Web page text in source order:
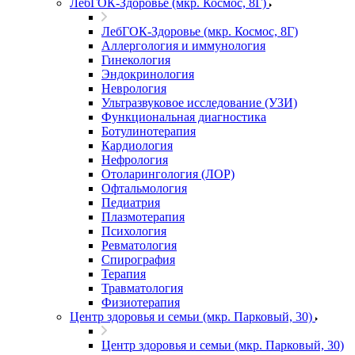
ЛебГОК-Здоровье (мкр. Космос, 8Г)
ЛебГОК-Здоровье (мкр. Космос, 8Г)
Аллергология и иммунология
Гинекология
Эндокринология
Неврология
Ультразвуковое исследование (УЗИ)
Функциональная диагностика
Ботулинотерапия
Кардиология
Нефрология
Отоларингология (ЛОР)
Офтальмология
Педиатрия
Плазмотерапия
Психология
Ревматология
Спирография
Терапия
Травматология
Физиотерапия
Центр здоровья и семьи (мкр. Парковый, 30)
Центр здоровья и семьи (мкр. Парковый, 30)